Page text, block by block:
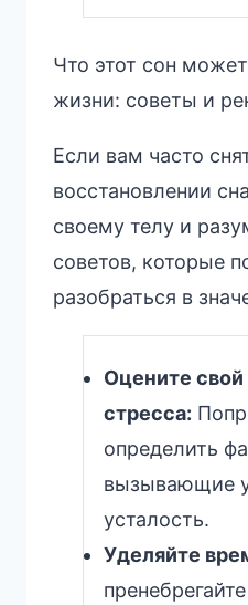
Что этот сон
жизни: советы и
Если вам часто
восстановлении
своему телу и
советов, которые
разобраться в
Оцените свой
стресса:
определить
вызывающие у
усталость.
Уделяйте